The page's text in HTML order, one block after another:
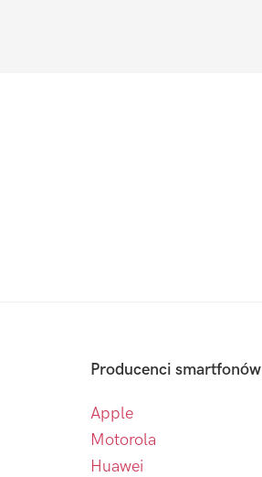
Producenci smartfonów
Apple
Motorola
Huawei